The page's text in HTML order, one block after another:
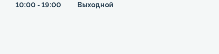
10:00 - 19:00
Выходной